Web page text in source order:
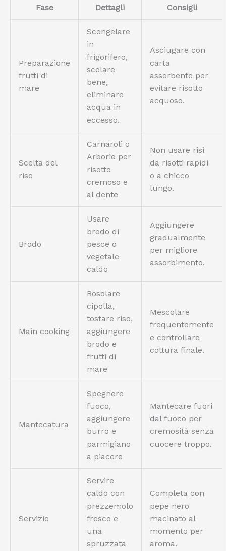
Fase Dettagli Consigli
Preparazione
frutti di
mare
Scongelare
in
frigorifero,
scolare
bene,
eliminare
acqua in
eccesso.
Asciugare con
carta
assorbente per
evitare risotto
acquoso.
Scelta del
riso
Carnaroli o
Arborio per
risotto
cremoso e
al dente
Non usare risi
da risotti rapidi
o a chicco
lungo.
Brodo
Usare
brodo di
pesce o
vegetale
caldo
Aggiungere
gradualmente
per migliore
assorbimento.
Main cooking
Rosolare
cipolla,
tostare riso,
aggiungere
brodo e
frutti di
mare
Mescolare
frequentemente
e controllare
cottura finale.
Mantecatura
Spegnere
fuoco,
aggiungere
burro e
parmigiano
a piacere
Mantecare fuori
dal fuoco per
cremosità senza
cuocere troppo.
Servizio
Servire
caldo con
prezzemolo
fresco e
una
spruzzata
Completa con
pepe nero
macinato al
momento per
aroma.